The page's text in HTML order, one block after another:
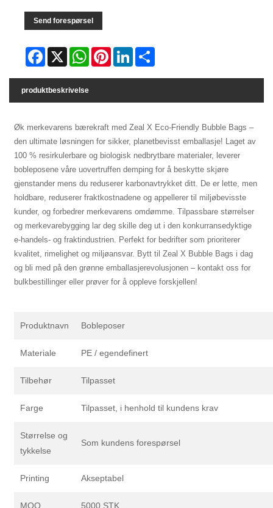
Send forespørsel
Facebook WhatsAppPinterestLinkedIn
produktbeskrivelse
Øk merkevarens bærekraft med Zeal X Eco-Friendly Bubble Bags –
den ultimate løsningen for sikker, planetbevisst emballasje! Laget av
100 % resirkulerbare og biologisk nedbrytbare materialer, leverer
bobleposene våre uovertruffen demping for å beskytte skjøre
gjenstander mens du reduserer karbonavtrykket ditt. De er lette, men
holdbare, reduserer fraktkostnadene og appellerer til miljøbevisste
kunder, og forbedrer merkevarens omdømme. Tilpassbare størrelser
og merkevarebygging lar deg skille deg ut i den konkurransedyktige
e-handels- og fraktindustrien. Perfekt for bedrifter som prioriterer
kvalitet, rimelighet og miljøansvar. Bytt til Zeal X Bubble Bags i dag
og bli med på den grønne emballasjerevolusjonen – kontakt oss for
bulkbestillinger eller prøver for å oppleve forskjellen!
Produktnavn Bobleposer
Materiale PE / egendefinert
Tilbehør Tilpasset
Farge Tilpasset, i henhold til kundens krav
Størrelse og
tykkelse
Som kundens forespørsel
Printing Akseptabel
MOQ 5000 STK